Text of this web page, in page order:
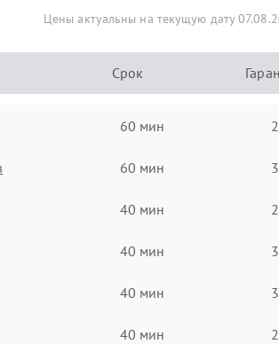
Цены актуальны на текущую дату
Срок
60 мин
60 мин
40 мин
40 мин
40 мин
40 мин